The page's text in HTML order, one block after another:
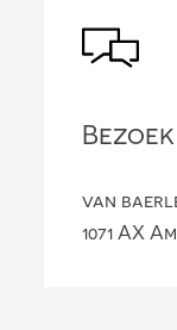
van
1071 AX